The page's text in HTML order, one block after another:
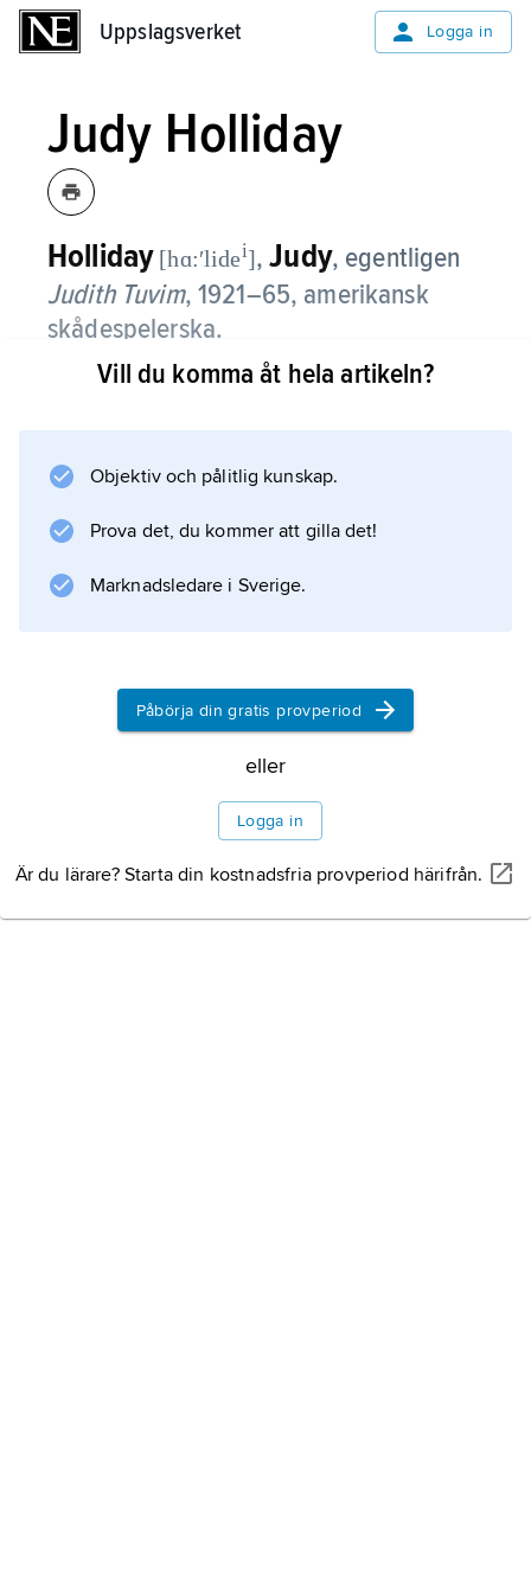
Uppslagsverket Logga in
Judy Holliday
Holliday [hɑ:ʹlidei],Judy, egentligen
Judith Tuvim,1921–65, amerikansk
skådespelerska.
Holliday kom via kabaretgruppen The Revuers
blondinen Billie Dawn i
(1950), en roll som hon hade spelat flera år på
scenen.
Information om artikeln
Vill du komma åt hela artikeln?
Objektiv och pålitlig kunskap.
Prova det, du kommer att gilla det!
Marknadsledare i Sverige.
Påbörja din gratis provperiod
eller
Logga in
Är du lärare? Starta din kostnadsfria provperiod härifrån.